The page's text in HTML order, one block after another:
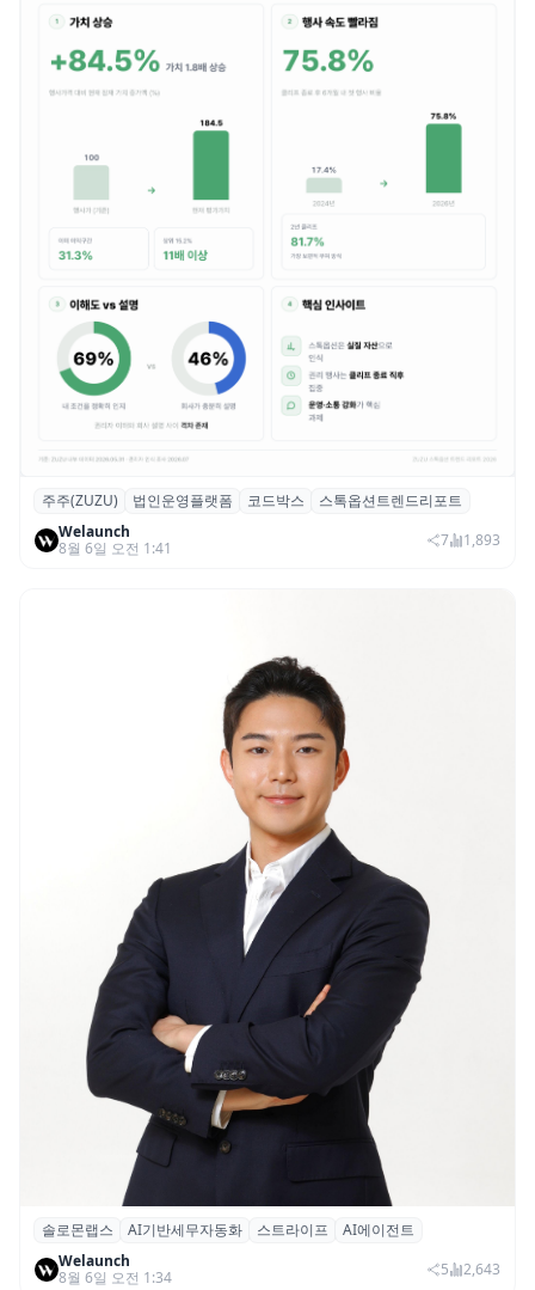
스톡옵션 취소율 2년 만에 18.2%→31.3%…
권리 발생 즉시 행사 비중도 급증
주주(ZUZU) 법인운영플랫폼 코드박스
스톡옵션트렌드리포트
Welaunch
8월 6일 오전 1:41
7 1,893
솔로몬랩스, 스트라이프 출신 이창헌 영입…
절세 전략 AI 에이전트 개발 본격화
솔로몬랩스 AI기반세무자동화 스트라이프
AI에이전트
Welaunch
8월 6일 오전 1:34
5 2,643